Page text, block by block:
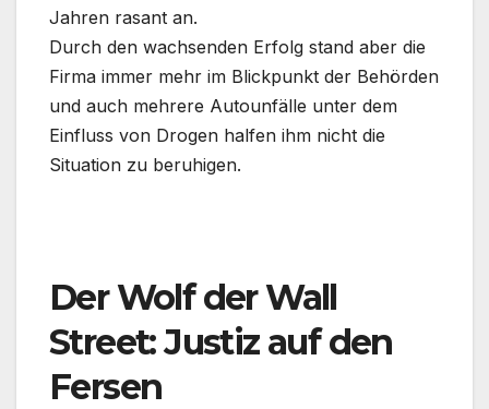
Jahren rasant an.
Durch den wachsenden Erfolg stand aber die
Firma immer mehr im Blickpunkt der Behörden
und auch mehrere Autounfälle unter dem
Einfluss von Drogen halfen ihm nicht die
Situation zu beruhigen.
Der Wolf der Wall
Street: Justiz auf den
Fersen